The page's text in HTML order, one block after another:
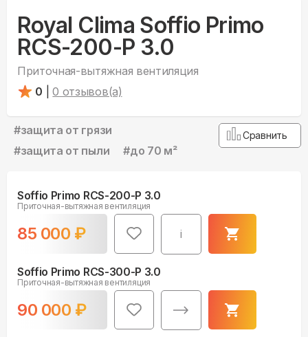
Royal Clima Soffio Primo
RCS-200-P 3.0
Приточная-вытяжная вентиляция
0
0 отзывов(а)
#защита от грязи
#защита от пыли #до 70 м²
Сравнить
Soffio Primo RCS-200-P 3.0
Приточная-вытяжная вентиляция
85 000 ₽ i
Soffio Primo RCS-300-P 3.0
Приточная-вытяжная вентиляция
90 000 ₽